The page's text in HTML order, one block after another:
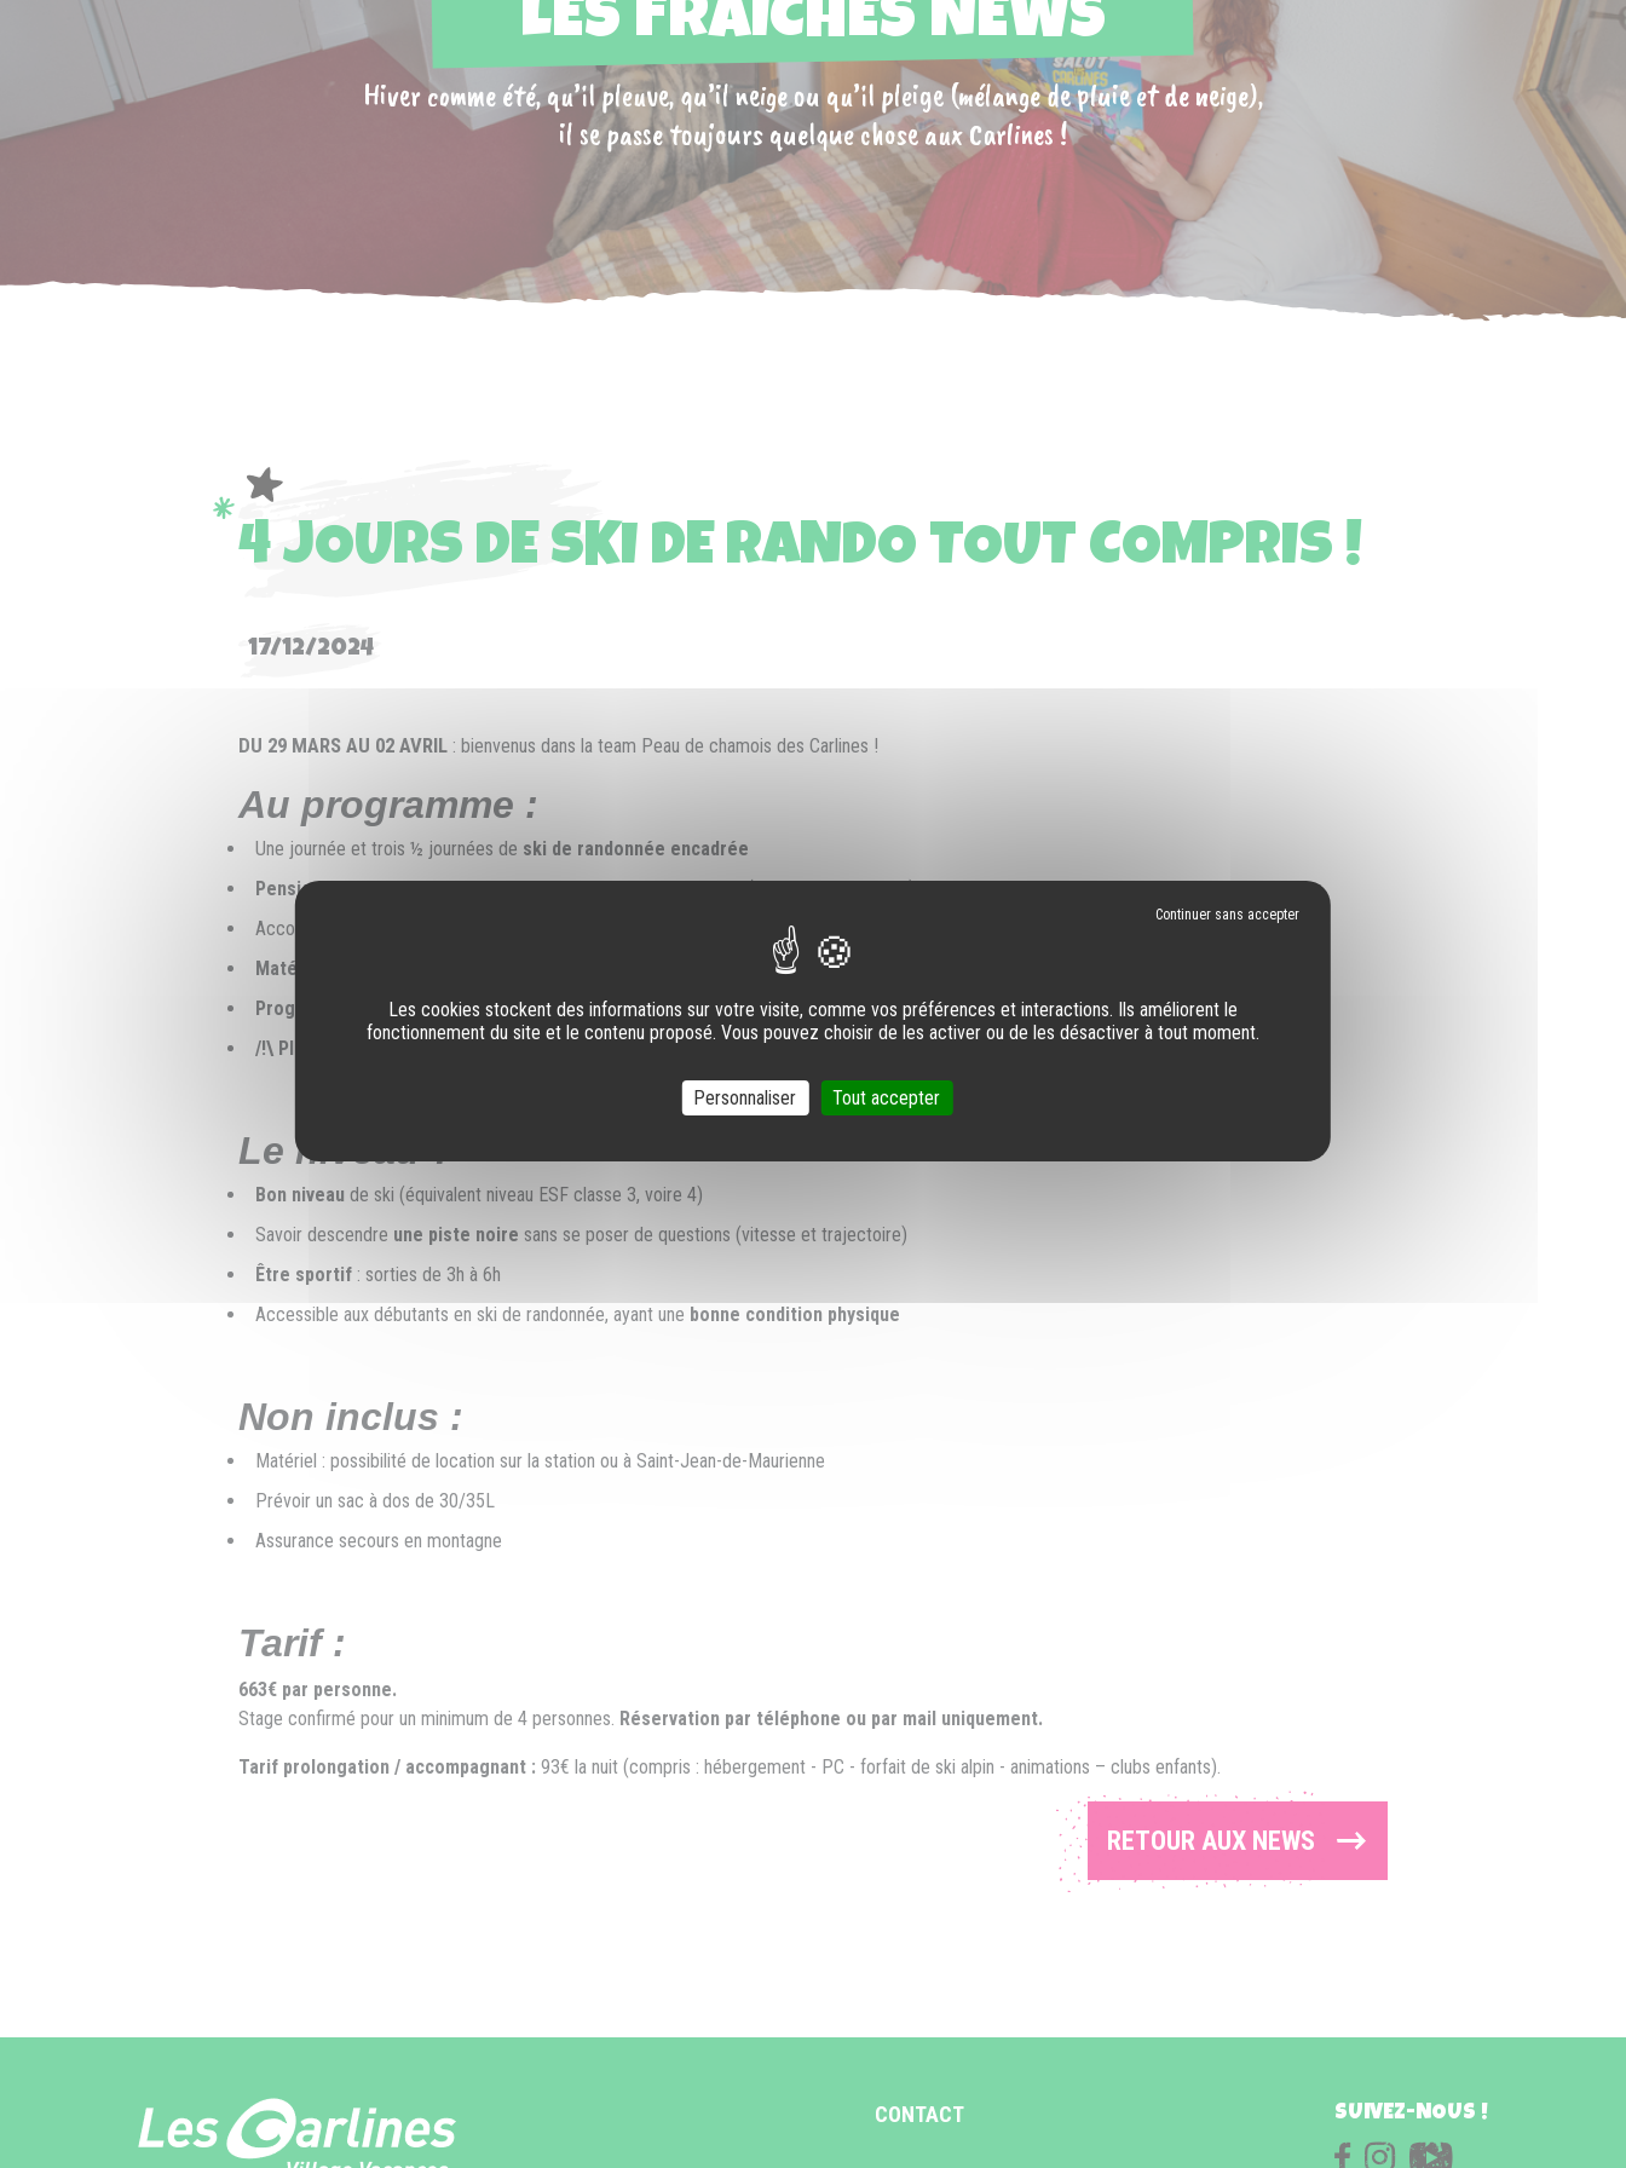
LES FRAICHES NEWS
Hiver comme été, qu’il pleuve, qu’il neige ou qu’il pleige (mélange de pluie et de neige),
il se passe toujours quelque chose aux Carlines !
4 JOURS DE SKI DE RANDO TOUT COMPRIS !
17/12/2024
DU 29 MARS AU 02 AVRIL : bienvenus dans la team Peau de chamois des Carlines !
Au programme :
Une journée et trois ½ journées de ski de randonnée encadrée
Pension complètedu dîner du samedi au déjeuner du mercredi (pique-nique possible)
Accompagnement et encadrement par un
guide de haute-montagne
Matériel de sécurité
Programme adaptéen fonction du niveau du groupe et des conditions météo
/!\ Places limitées
Le niveau ?
Bon niveau de ski (équivalent niveau ESF classe 3, voire 4)
Savoir descendre une piste noire sans se poser de questions (vitesse et trajectoire)
Être sportif : sorties de 3h à 6h
Accessible aux débutants en ski de randonnée, ayant une bonne condition physique
Non inclus :
Matériel : possibilité de location sur la station ou à Saint-Jean-de-Maurienne
Prévoir un sac à dos de 30/35L
Assurance secours en montagne
Tarif :
663€ par personne.
Stage confirmé pour un minimum de 4 personnes. Réservation par téléphone ou par mail uniquement.
Tarif prolongation / accompagnant : 93€ la nuit (compris : hébergement - PC - forfait de ski alpin - animations – clubs enfants).
RETOUR AUX NEWS
CONTACT SUIVEZ-NOUS !
Les cookies stockent des informations sur votre visite, comme vos préférences et interactions. Ils améliorent le
fonctionnement du site et le contenu proposé. Vous pouvez choisir de les activer ou de les désactiver à tout moment.
Tout accepter
Personnaliser